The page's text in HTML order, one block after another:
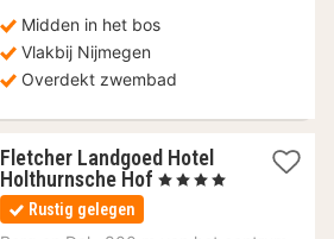
73
€
Midden in het bos
Vlakbij Nijmegen
Overdekt zwembad
Fletcher Landgoed Hotel
Holthurnsche Hof 1
, 4 Sterren
Rustig gelegen